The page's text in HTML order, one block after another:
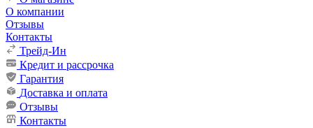
О компании
Отзывы
Контакты
Трейд-Ин
Кредит и рассрочка
Гарантия
Доставка и оплата
Отзывы
Контакты